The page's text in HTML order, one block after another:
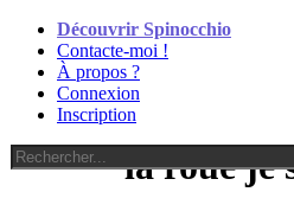
Découvrir Spinocchio
Contacte-moi !
À propos ?
Connexion
Inscription
la roue je